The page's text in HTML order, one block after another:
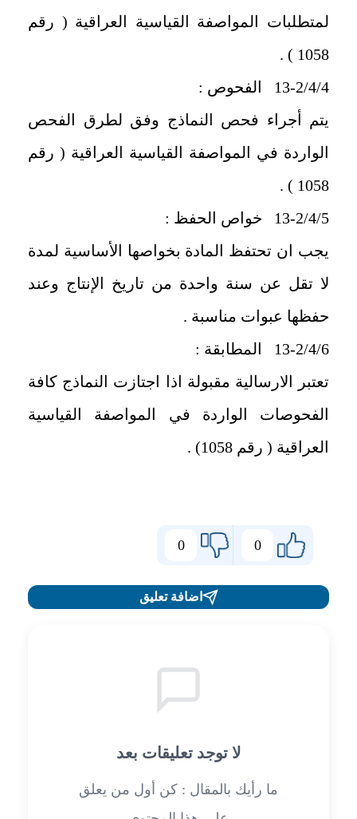
لمتطلبات المواصفة القياسية العراقية ( رقم
1058 ) .
13-2/4/4 الفحوص :
يتم أجراء فحص النماذج وفق لطرق الفحص
الواردة في المواصفة القياسية العراقية ( رقم
1058 ) .
13-2/4/5 خواص الحفظ :
يجب ان تحتفظ المادة بخواصها الأساسية لمدة
لا تقل عن سنة واحدة من تاريخ الإنتاج وعند
حفظها عبوات مناسبة .
13-2/4/6 المطابقة :
تعتبر الارسالية مقبولة اذا اجتازت النماذج كافة
الفحوصات الواردة في المواصفة القياسية
العراقية ( رقم 1058) .
0
0
اضافة تعليق
لا توجد تعليقات بعد
ما رأيك بالمقال : كن أول من يعلق